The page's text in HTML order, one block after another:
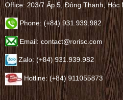
Office: 203/7 Ấp 5, Đông Thạnh, Hóc
Phone: (+84) 931.939.982
Email: contact@rorisc.com
Zalo: (+84) 931.939.982
Hotline: (+84) 911055873